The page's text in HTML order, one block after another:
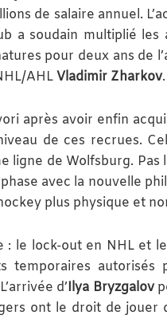
de salaire annuel.
a soudain multiplié les
pour deux ans de
AHL Vladimir Zharkov.
après avoir enfin
de ces recrues.
ligne de Wolfsburg. Pas
avec la nouvelle
plus physique et
: le lock-out en NHL et
temporaires
d’Ilya Bryzgalov
ont le droit de jouer